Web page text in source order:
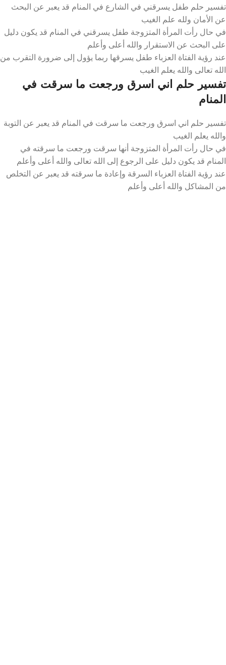
تفسير حلم طفل يسرقني في الشارع في المنام قد يعبر عن البحث
عن الأمان ولله علم الغيب
في حال رأت المرأة المتزوجة طفل يسرقني في المنام قد يكون دليل
على البحث عن الاستقرار والله أعلى وأعلم
عند رؤية الفتاة العزباء طفل يسرقها ربما يؤول إلى ضرورة التقرب من
الله تعالى والله يعلم الغيب
تفسير حلم اني اسرق ورجعت ما سرقت في
المنام
تفسير حلم اني اسرق ورجعت ما سرقت في المنام قد يعبر عن التوبة
والله يعلم الغيب
في حال رأت المرأة المتزوجة أنها سرقت ورجعت ما سرقته في
المنام قد يكون دليل على الرجوع إلى الله تعالى والله أعلى وأعلم
عند رؤية الفتاة العزباء السرقة وإعادة ما سرقته قد يعبر عن التخلص
من المشاكل والله أعلى وأعلم